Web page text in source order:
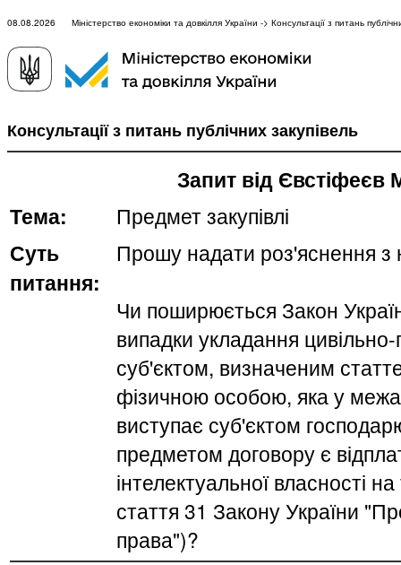
08.08.2026 Міністерство економіки та довкілля України -> Консультації з питань
Консультації з питань публічних закупівель
Запит від Євстіфеєв
Тема:
Предмет закупівлі
Суть
питання:
Прошу надати роз'яснення з
Чи поширюється Закон
випадки укладання
суб'єктом, визначеним
фізичною особою, яка у
виступає суб'єктом
предметом договору є
інтелектуальної власності
стаття 31 Закону України
права")?